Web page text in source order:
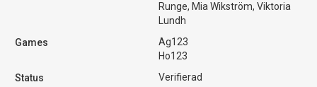
Runge, Mia Wikström, Viktoria
Lundh
Ag123
Ho123
Verifierad